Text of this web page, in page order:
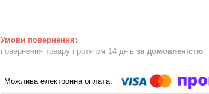
повернення товару протягом 14 днів за домовленістю